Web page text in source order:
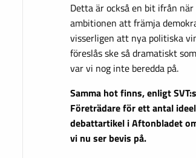
Detta är också en bit ifrån
ambitionen att främja
visserligen att nya politiska
föreslås ske så dramatiskt
var vi nog inte beredda på.
Samma hot finns, enligt
Företrädare för ett antal
debattartikel i Aftonbladet
vi nu ser bevis på.